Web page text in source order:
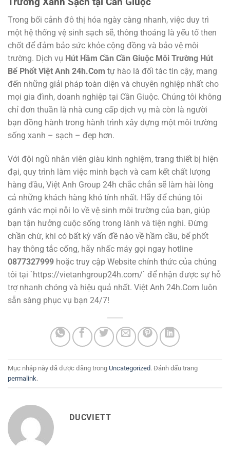
Trong bối cảnh đô thị hóa ngày càng nhanh, việc duy trì
một hệ thống vệ sinh sạch sẽ, thông thoáng là yếu tố then
chốt để đảm bảo sức khỏe cộng đồng và bảo vệ môi
trường. Dịch vụ Hút Hầm Cần Cần Giuộc Môi Trường Hút
Bể Phốt Việt Anh 24h.Com tự hào là đối tác tin cậy, mang
đến những giải pháp toàn diện và chuyên nghiệp nhất cho
mọi gia đình, doanh nghiệp tại Cần Giuộc. Chúng tôi không
chỉ đơn thuần là nhà cung cấp dịch vụ mà còn là người
bạn đồng hành trong hành trình xây dựng một môi trường
sống xanh – sạch – đẹp hơn.
Với đội ngũ nhân viên giàu kinh nghiệm, trang thiết bị hiện
đại, quy trình làm việc minh bạch và cam kết chất lượng
hàng đầu, Việt Anh Group 24h chắc chắn sẽ làm hài lòng
cả những khách hàng khó tính nhất. Hãy để chúng tôi
gánh vác mọi nỗi lo về vệ sinh môi trường của bạn, giúp
bạn tận hưởng cuộc sống trong lành và tiện nghi. Đừng
chần chừ, khi có bất kỳ vấn đề nào về hầm cầu, bể phốt
hay thông tắc cống, hãy nhấc máy gọi ngay hotline
0877327999 hoặc truy cập Website chính thức của chúng
tôi tại `https://vietanhgroup24h.com/` để nhận được sự hỗ
trợ nhanh chóng và hiệu quả nhất. Việt Anh 24h.Com luôn
sẵn sàng phục vụ bạn 24/7!
Mục nhập này đã được đăng trong Uncategorized. Đánh dấu trang
permalink.
DUCVIETT